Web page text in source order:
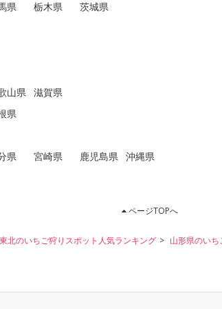
県 栃木県
茨城県
山県 滋賀県
県
県 宮崎県 鹿児島県 沖縄県
ページTOPへ
東北のいちご狩りスポット人気ランキング 山形県のい